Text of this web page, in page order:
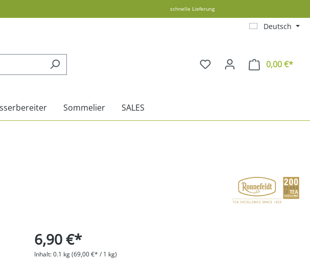
schnelle Lieferung
Deutsch
0,00 €*
Sommelier SALES
6,90 €*
Inhalt:0.1 kg(69,00 €* / 1 kg)